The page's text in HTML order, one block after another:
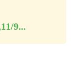
9...